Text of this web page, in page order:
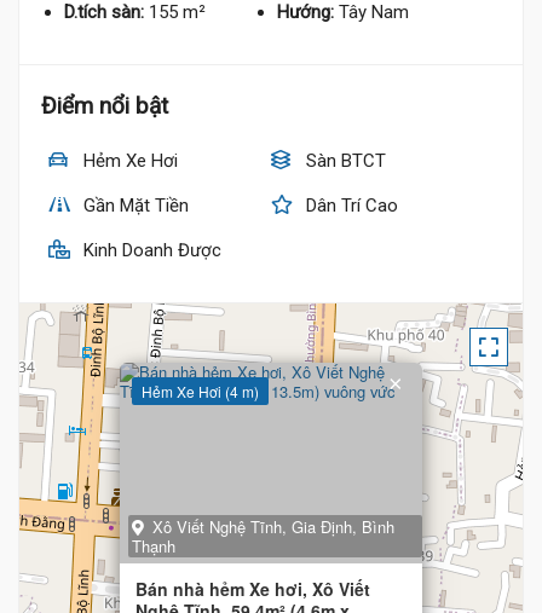
D.tích sàn: 155 m² Hướng: Tây Nam
Điểm nổi bật
Hẻm Xe Hơi Sàn BTCT
Gần Mặt Tiền Dân Trí Cao
Kinh Doanh Được
Hẻm Xe Hơi (4 m)
Xô Viết Nghệ Tĩnh, Gia Định, Bình
Thạnh
Bán nhà hẻm Xe hơi, Xô Viết
×